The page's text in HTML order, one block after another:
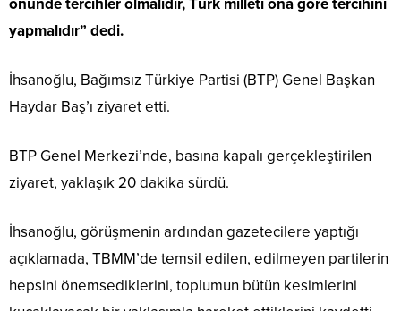
önünde tercihler olmalıdır, Türk milleti ona göre tercihini
yapmalıdır” dedi.
İhsanoğlu, Bağımsız Türkiye Partisi (BTP) Genel Başkan
Haydar Baş’ı ziyaret etti.
BTP Genel Merkezi’nde, basına kapalı gerçekleştirilen
ziyaret, yaklaşık 20 dakika sürdü.
İhsanoğlu, görüşmenin ardından gazetecilere yaptığı
açıklamada, TBMM’de temsil edilen, edilmeyen partilerin
hepsini önemsediklerini, toplumun bütün kesimlerini